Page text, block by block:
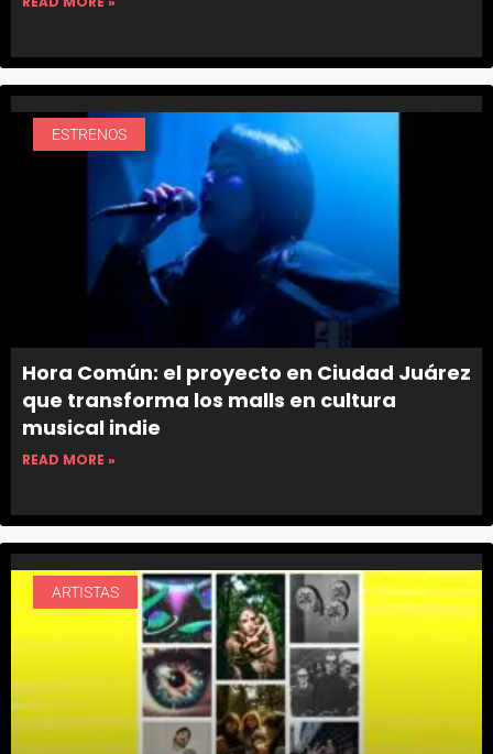
ESTRENOS
Hora Común: el proyecto en Ciudad Juárez
que transforma los malls en cultura
musical indie
READ MORE »
ARTISTAS